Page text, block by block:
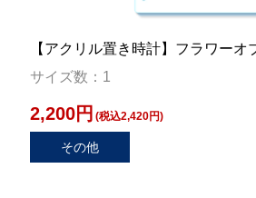
【アクリル置き時計】フラワーオ
サイズ数：1
2,200円 (税込2,420円)
その他